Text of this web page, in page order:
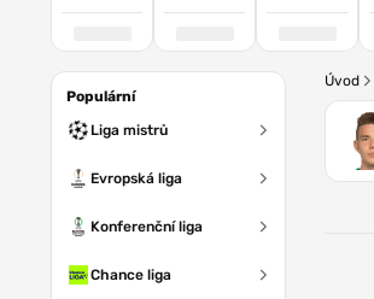
Populární
Liga mistrů
Evropská liga
Konferenční liga
Chance liga
Úvod